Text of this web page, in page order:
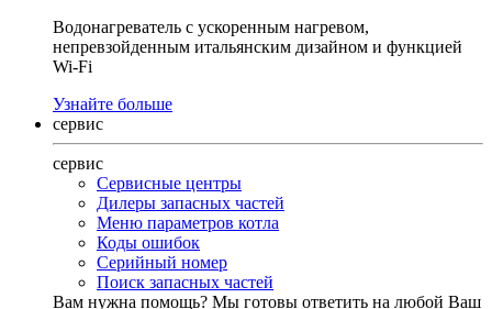
Водонагреватель с ускоренным нагревом,
непревзойденным итальянским дизайном и функцией
Wi-Fi
Узнайте больше
сервис
сервис
Сервисные центры
Дилеры запасных частей
Меню параметров котла
Коды ошибок
Серийный номер
Поиск запасных частей
Вам нужна помощь? Мы готовы ответить на любой Ваш